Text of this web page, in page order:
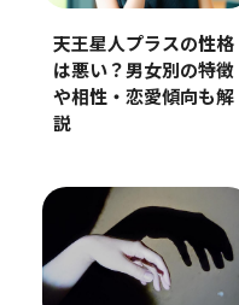
天王星人プラスの性格
は悪い？男女別の特徴
や相性・恋愛傾向も解
説